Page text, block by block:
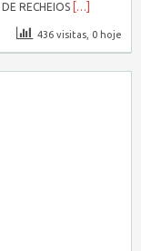
RECHEIOS
[…]
436 visitas, 0 hoje